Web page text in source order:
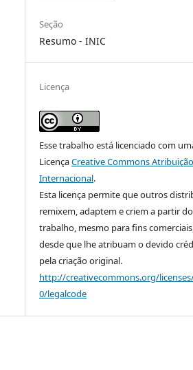
Seção
Resumo - INIC
Licença
Esse trabalho está licenciado com
LicençaCreative Commons
Internacional.
Esta licença permite que outros
remixem, adaptem e criem a partir
trabalho, mesmo para fins
desde que lhe atribuam o devido
pela criação original.
http://creativecommons.org/
0/legalcode